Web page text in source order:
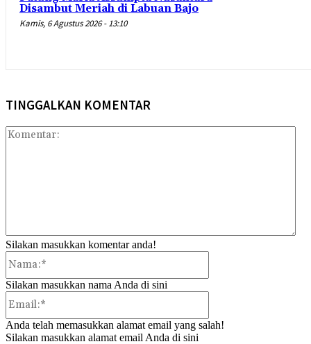
Disambut Meriah di Labuan Bajo
Kamis, 6 Agustus 2026 - 13:10
TINGGALKAN KOMENTAR
Silakan masukkan komentar anda!
Silakan masukkan nama Anda di sini
Anda telah memasukkan alamat email yang salah!
Silakan masukkan alamat email Anda di sini